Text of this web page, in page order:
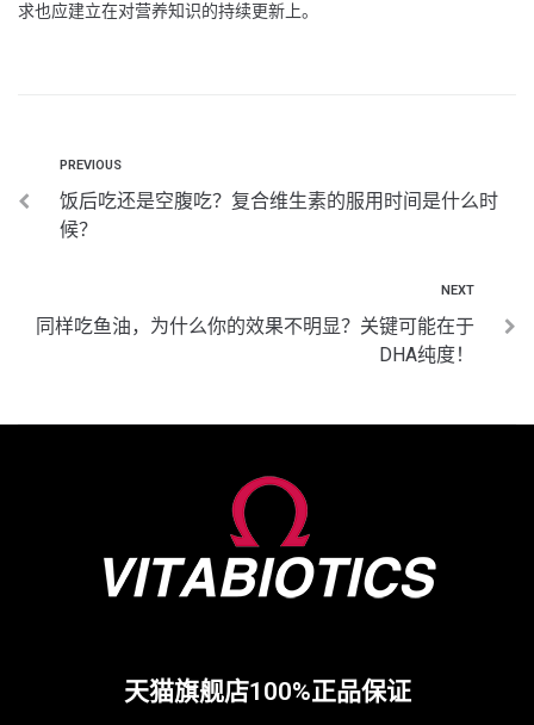
求也应建立在对营养知识的持续更新上。
PREVIOUS
饭后吃还是空腹吃？复合维生素的服用时间是什么时
候？
NEXT
同样吃鱼油，为什么你的效果不明显？关键可能在于
DHA纯度！
天猫旗舰店100%正品保证